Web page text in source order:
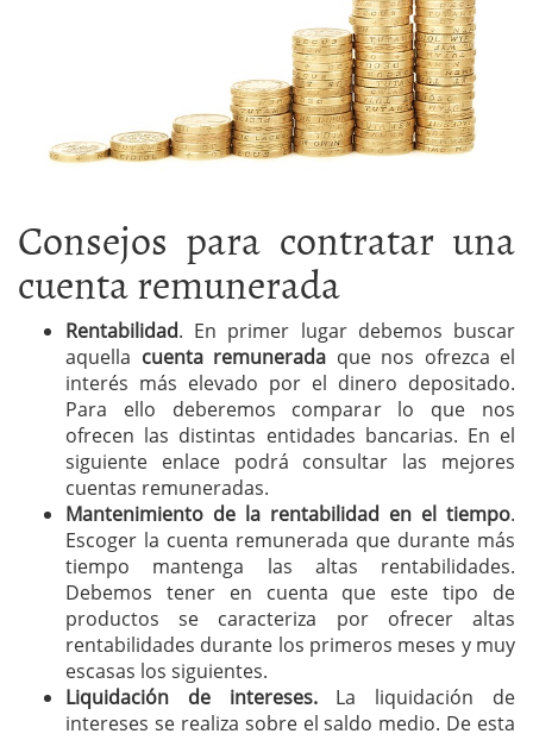
Consejos para contratar una
cuenta remunerada
Rentabilidad. En primer lugar debemos buscar
aquella cuenta remunerada que nos ofrezca el
interés más elevado por el dinero depositado.
Para ello deberemos comparar lo que nos
ofrecen las distintas entidades bancarias. En el
siguiente enlace podrá consultar las mejores
cuentas remuneradas.
Mantenimiento de la rentabilidad en el tiempo.
Escoger la cuenta remunerada que durante más
tiempo mantenga las altas rentabilidades.
Debemos tener en cuenta que este tipo de
productos se caracteriza por ofrecer altas
rentabilidades durante los primeros meses y muy
escasas los siguientes.
Liquidación de intereses.La liquidación de
intereses se realiza sobre el saldo medio. De esta